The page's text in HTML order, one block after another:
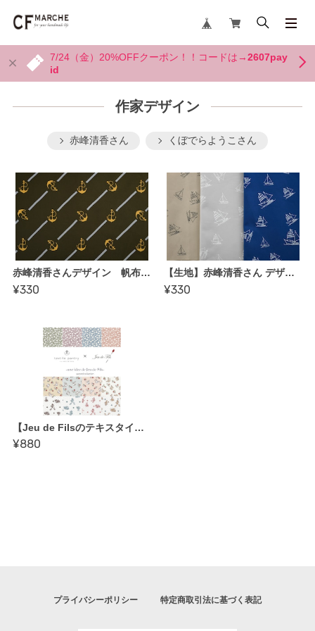
7/24（金）20%OFFクーポン！！コードは→2607pay
id
作家デザイン
赤峰清香さん くぼでらようこさん
赤峰清香さんデザイン 帆布【アンカーライン】
¥330
【生地】赤峰清香さん デザイン帆布〈Navy Blue Closet〉【オーシャン（ヨット）】綿厚織り79号
¥330
【Jeu de Filsのテキスタイル】2nd コレクション〈une idee de Jeu de Fils〉50cm~
¥880
プライバシーポリシー 特定商取引法に基づく表記